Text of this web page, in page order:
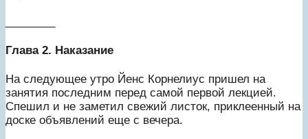
Глава 2. Наказание
На следующее утро Йенс Корнелиус пришел на
занятия последним перед самой первой лекцией.
Спешил и не заметил свежий листок, приклеенный на
доске объявлений еще с вечера.